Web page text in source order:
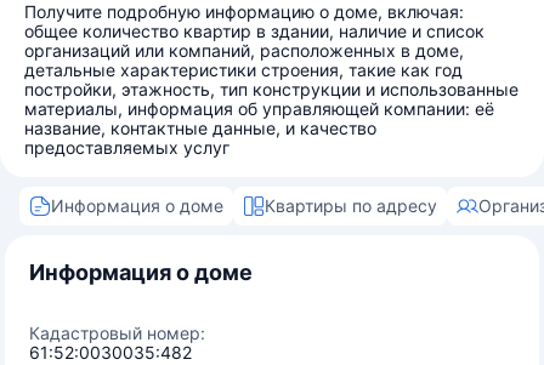
Получите подробную информацию о доме, включая:
общее количество квартир в здании, наличие и список
организаций или компаний, расположенных в доме,
детальные характеристики строения, такие как год
постройки, этажность, тип конструкции и использованные
материалы, информация об управляющей компании: её
название, контактные данные, и качество
предоставляемых услуг
Информация о доме Квартиры по адресу
Информация о доме
Кадастровый номер:
61:52:0030035:482